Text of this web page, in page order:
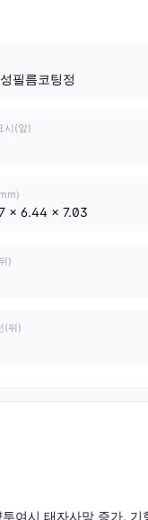
필름코팅정
시(앞)
x 6.44 x 7.03
)
(뒤)
여시 태자사망 증가, 기